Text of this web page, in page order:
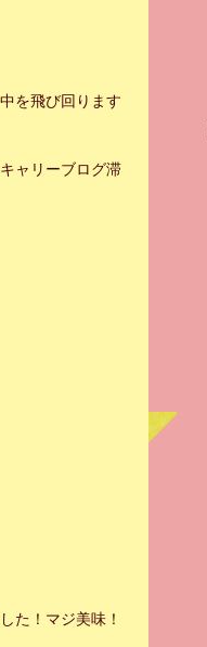
を飛び回ります
ャリーブログ滞
た！マジ美味！